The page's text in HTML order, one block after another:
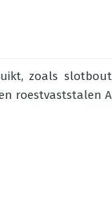
zoals
roestvaststalen